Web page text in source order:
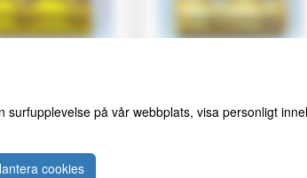
Markers -
(24)
Fatigue Markers -
på vår webbplats, visa personligt
cookies